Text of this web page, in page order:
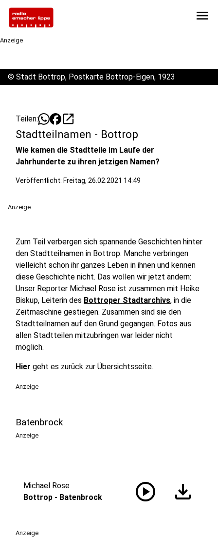
menu
Anzeige
© Stadt Bottrop, Postkarte Bottrop-Eigen, 1923
Teilen: open_in_new
Stadtteilnamen - Bottrop
Wie kamen die Stadtteile im Laufe der
Jahrhunderte zu ihren jetzigen Namen?
Veröffentlicht: Freitag, 26.02.2021 14:49
Anzeige
Zum Teil verbergen sich spannende Geschichten hinter
den Stadtteilnamen in Bottrop. Manche verbringen
vielleicht schon ihr ganzes Leben in ihnen und kennen
diese Geschichte nicht. Das wollen wir jetzt ändern:
Unser Reporter Michael Rose ist zusammen mit Heike
Biskup, Leiterin des Bottroper Stadtarchivs, in die
Zeitmaschine gestiegen. Zusammen sind sie den
Stadtteilnamen auf den Grund gegangen. Fotos aus
allen Stadtteilen mitzubringen war leider nicht
möglich.
Hier geht es zurück zur Übersichtsseite.
Anzeige
Batenbrock
Anzeige
Michael Rose
Bottrop - Batenbrock
play_circle download
Anzeige